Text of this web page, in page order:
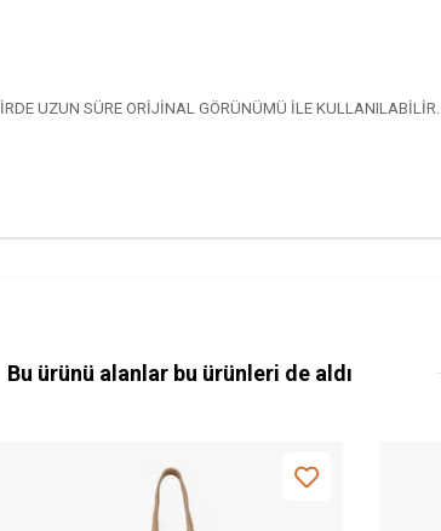
UZUN SÜRE ORİJİNAL GÖRÜNÜMÜ İLE KULLANILABİLİR.
Bu ürünü alanlar bu ürünleri de aldı